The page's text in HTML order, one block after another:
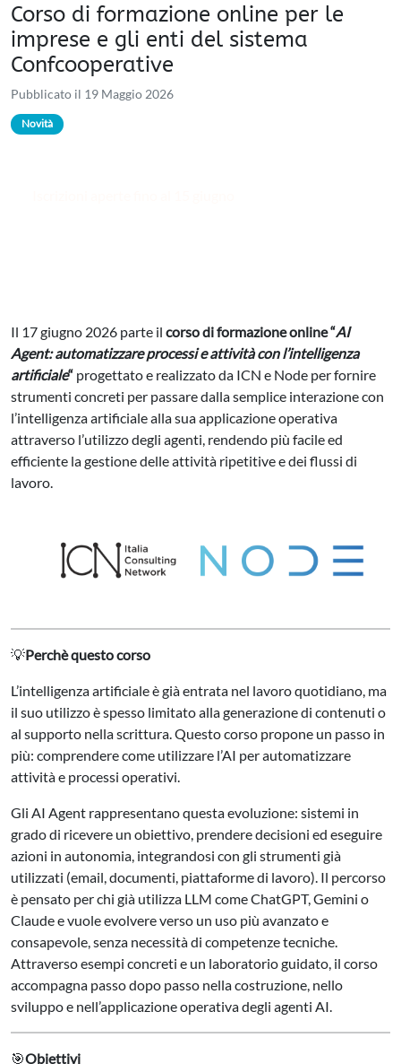
Corso di formazione online per le
imprese e gli enti del sistema
Confcooperative
Pubblicato il 19 Maggio 2026
Novità
Il 17 giugno 2026 parte il corso di formazione online “AI
Agent: automatizzare processi e attività con l’intelligenza
artificiale“ progettato e realizzato da ICN e Node per fornire
strumenti concreti per passare dalla semplice interazione con
l’intelligenza artificiale alla sua applicazione operativa
attraverso l’utilizzo degli agenti, rendendo più facile ed
efficiente la gestione delle attività ripetitive e dei flussi di
lavoro.
💡Perchè questo corso
L’intelligenza artificiale è già entrata nel lavoro quotidiano, ma
il suo utilizzo è spesso limitato alla generazione di contenuti o
al supporto nella scrittura. Questo corso propone un passo in
più: comprendere come utilizzare l’AI per automatizzare
attività e processi operativi.
Gli AI Agent rappresentano questa evoluzione: sistemi in
grado di ricevere un obiettivo, prendere decisioni ed eseguire
azioni in autonomia, integrandosi con gli strumenti già
utilizzati (email, documenti, piattaforme di lavoro). Il percorso
è pensato per chi già utilizza LLM come ChatGPT, Gemini o
Claude e vuole evolvere verso un uso più avanzato e
consapevole, senza necessità di competenze tecniche.
Attraverso esempi concreti e un laboratorio guidato, il corso
accompagna passo dopo passo nella costruzione, nello
sviluppo e nell’applicazione operativa degli agenti AI.
🎯Obiettivi